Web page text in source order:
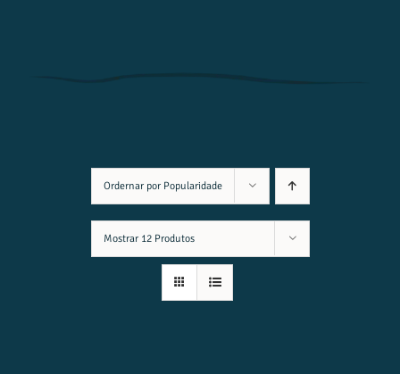
Ordernar por Popularidade
Mostrar 12 Produtos